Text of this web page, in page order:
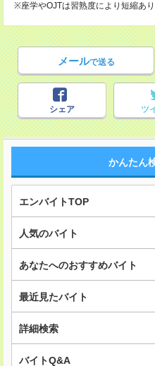
※座学やOJTは習熟度により短縮あり
メールで送る
シェア ツ
かんたん
エンバイトTOP
人気のバイト
あなたへのおすすめバイト
最近見たバイト
詳細検索
バイトQ&A